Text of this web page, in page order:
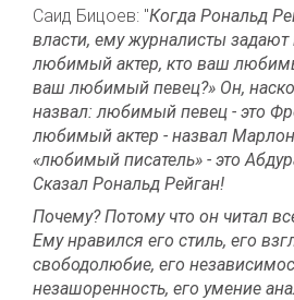
Саид Бицоев: "Когда Рональд
власти, ему журналисты
любимый актер, кто ваш
ваш любимый певец?» Он,
назвал: любимый певец - это
любимый актер - назвал
«любимый писатель» - это
Сказал Рональд Рейган!
Почему? Потому что он читал
Ему нравился его стиль, его
свободолюбие, его
незашоренность, его умение